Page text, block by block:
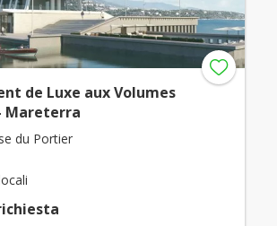
de Luxe aux Volumes
Mareterra
du Portier